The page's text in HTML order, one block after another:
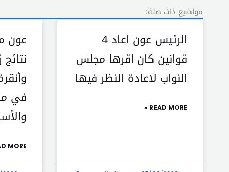
مواضيع ذات صلة:
الرئيس عون اعاد 4
قوانين كان اقرها مجلس
النواب لاعادة النظر فيها
READ MORE »
عون
في
MORE »